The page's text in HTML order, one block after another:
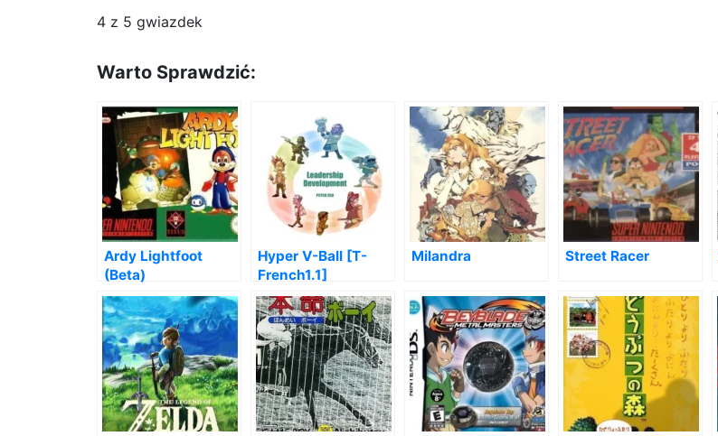
4 z 5 gwiazdek
Warto Sprawdzić:
Ardy Lightfoot
(Beta)
Hyper V-Ball [T-
French1.1]
Milandra Street Racer